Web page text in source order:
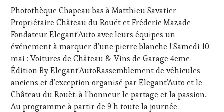
TOURISM
FAME,
WINE
TOURISM
TOUR,
WINE
TOURISM
TOUR
MOVIE,
WINETASTINGVOUCHER.COM
INVITATIONS
&
DÉGUSTATIONS,
WINE
TASTING,
LIVE
STREAMING
MASTERCLASS,
MÉDIAS,
PRESSE
ÉCRITE,
2025
Photothèque Chapeau bas à Matthieu Savatier
Propriétaire Château du Rouët et Fréderic Mazade
Fondateur Elegant’Auto avec leurs équipes un
événement à marquer d’une pierre blanche ! Samedi 10
mai : Voitures de Château & Vins de Garage 4eme
Édition By Elegant’AutoRassemblement de véhicules
anciens et d’exception organisé par Elegant’Auto et le
Château du Rouët, à l’honneur le partage et la passion.
Au programme à partir de 9 h toute la journée